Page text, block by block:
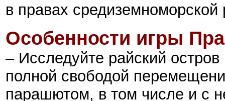
в правах средиземноморской
Особенности игры
– Исследуйте райский
полной свободой
парашютом, в том числе и с